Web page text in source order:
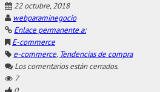
22 octubre, 2018
webparaminegocio
Enlace permanente a:
E-commerce
e-commerce, Tendencias de compra
Los comentarios están cerrados.
7